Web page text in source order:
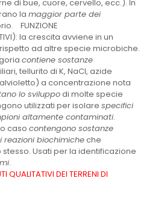
di bue, cuore, cervello, ecc.). In
la maggior parte dei
FUNZIONE
la crescita avviene in un
rispetto ad altre specie microbiche.
contiene sostanze
tellurito di K, NaCl, azide
a concentrazione nota
lo sviluppodi molte specie
utilizzati per isolare specifici
altamente contaminati.
caso contengono sostanze
biochimicheche
Usati per la identificazione
.
QUALITATIVI DEI TERRENI DI